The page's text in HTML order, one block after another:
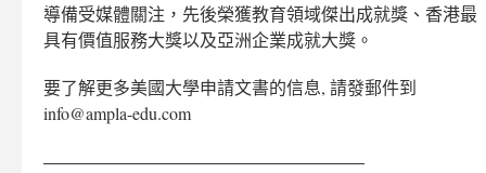
導備受媒體關注，先後榮獲教育領域傑出成就獎、香港最
具有價值服務大獎以及亞洲企業成就大獎。
要了解更多美國大學申請文書的信息, 請發郵件到
info@ampla-edu.com
——————————————————–